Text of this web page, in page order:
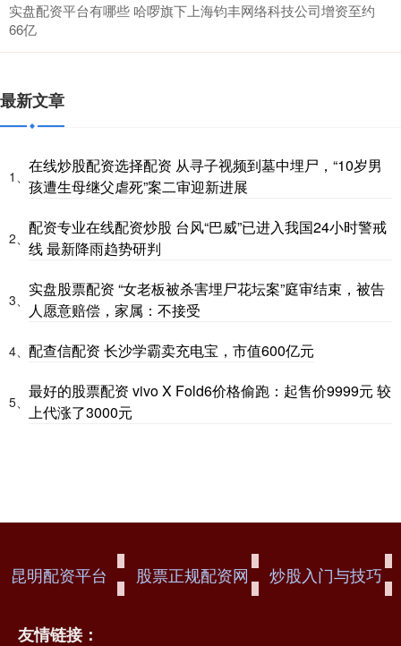
实盘配资平台有哪些 哈啰旗下上海钧丰网络科技公司增资至约
66亿
最新文章
1、
在线炒股配资选择配资 从寻子视频到墓中埋尸，“10岁男
孩遭生母继父虐死”案二审迎新进展
2、
配资专业在线配资炒股 台风“巴威”已进入我国24小时警戒
线 最新降雨趋势研判
3、
实盘股票配资 “女老板被杀害埋尸花坛案”庭审结束，被告
人愿意赔偿，家属：不接受
4、 配查信配资 长沙学霸卖充电宝，市值600亿元
5、
最好的股票配资 vivo X Fold6价格偷跑：起售价9999元 较
上代涨了3000元
昆明配资平台 股票正规配资网 炒股入门与技巧
友情链接：